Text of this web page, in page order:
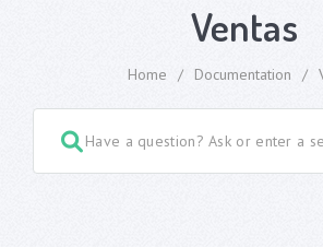
Ventas
Home / Documentation /